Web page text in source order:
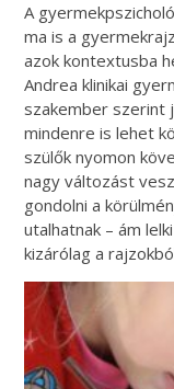
A
ma is a
azok kontextusba
Andrea klinikai
szakember szerint
mindenre is lehet
szülők nyomon
nagy változást
gondolni a
utalhatnak – ám
kizárólag a